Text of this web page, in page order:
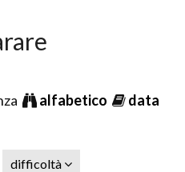
alfabetico data
difficoltà